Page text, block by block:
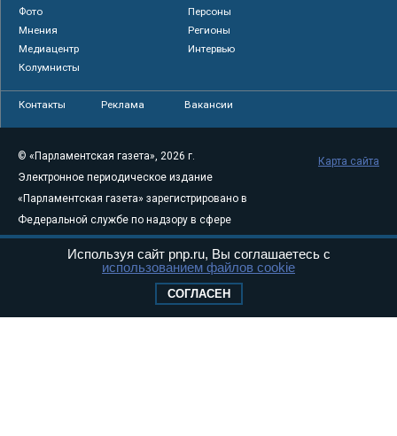
Фото
Персоны
Мнения
Регионы
Медиацентр
Интервью
Колумнисты
Контакты Реклама Вакансии
© «Парламентская газета», 2026 г.
Электронное периодическое издание
«Парламентская газета» зарегистрировано в
Федеральной службе по надзору в сфере
связи, информационных технологий и
массовых коммуникаций (Роскомнадзор) 05
Свидетельство о регистрации Эл № ФС77-
Карта сайта
Используя сайт pnp.ru, Вы соглашаетесь с
использованием файлов cookie
СОГЛАСЕН